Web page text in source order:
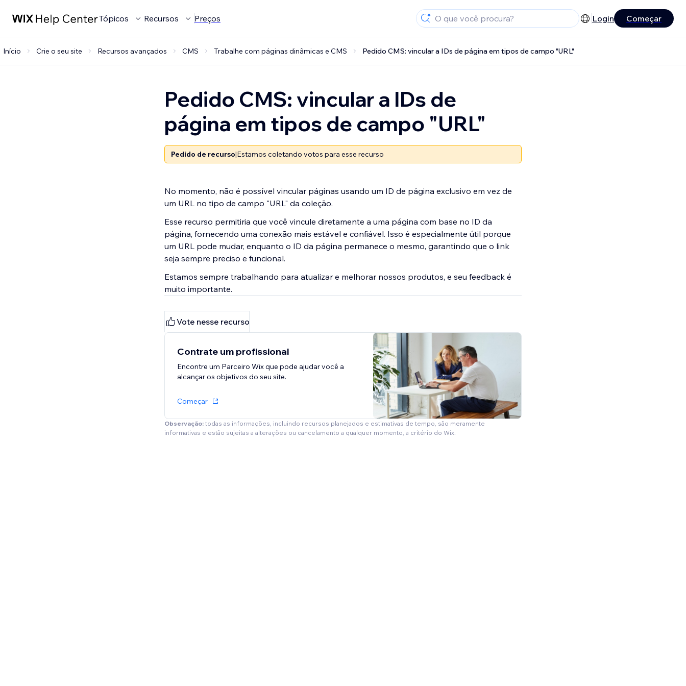
Tópicos Recursos Preços Login Começar
Início Crie o seu site Recursos avançados CMS Trabalhe com páginas dinâmicas e CMS Pedido CMS: vincular a IDs de página em tipos de campo "URL"
Pedido CMS: vincular a IDs de
página em tipos de campo "URL"
Pedido de recurso|Estamos coletando votos para esse recurso
No momento, não é possível vincular páginas usando um ID de página exclusivo em vez de
um URL no tipo de campo "URL" da coleção.
Esse recurso permitiria que você vincule diretamente a uma página com base no ID da
página, fornecendo uma conexão mais estável e confiável. Isso é especialmente útil porque
um URL pode mudar, enquanto o ID da página permanece o mesmo, garantindo que o link
seja sempre preciso e funcional.
Estamos sempre trabalhando para atualizar e melhorar nossos produtos, e seu feedback é
muito importante.
Vote nesse recurso
Contrate um profissional
Encontre um Parceiro Wix que pode ajudar você a
alcançar os objetivos do seu site.
Começar
Observação: todas as informações, incluindo recursos planejados e estimativas de tempo, são meramente
informativas e estão sujeitas a alterações ou cancelamento a qualquer momento, a critério do Wix.